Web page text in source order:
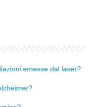
emesse dal laser?